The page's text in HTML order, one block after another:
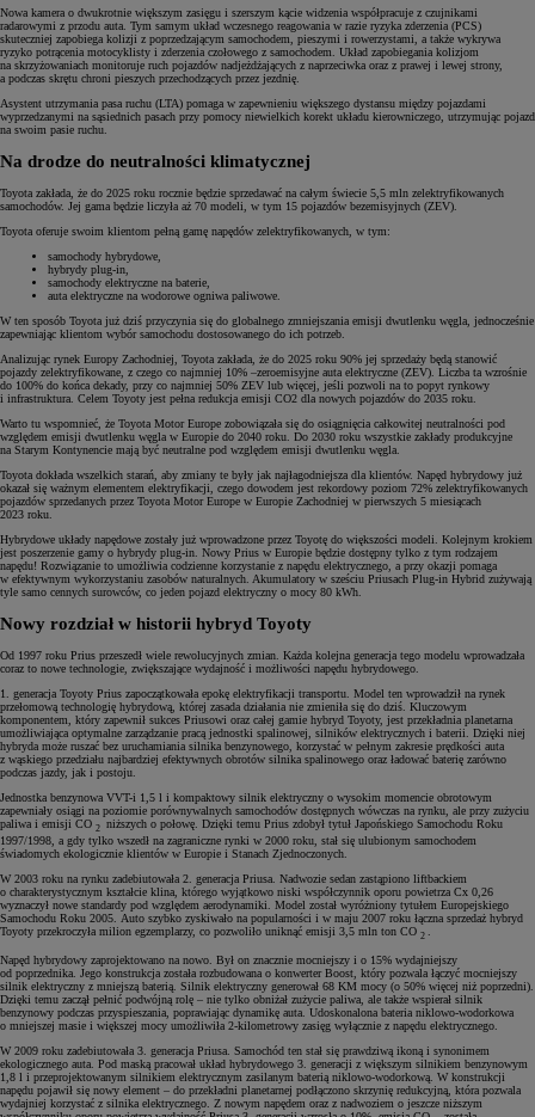
Nowa kamera o dwukrotnie większym zasięgu i szerszym kącie widzenia współpracuje z czujnikami
radarowymi z przodu auta. Tym samym układ wczesnego reagowania w razie ryzyka zderzenia (PCS)
skuteczniej zapobiega kolizji z poprzedzającym samochodem, pieszymi i rowerzystami, a także wykrywa
ryzyko potrącenia motocyklisty i zderzenia czołowego z samochodem. Układ zapobiegania kolizjom
na skrzyżowaniach monitoruje ruch pojazdów nadjeżdżających z naprzeciwka oraz z prawej i lewej strony,
a podczas skrętu chroni pieszych przechodzących przez jezdnię.
Asystent utrzymania pasa ruchu (LTA) pomaga w zapewnieniu większego dystansu między pojazdami
wyprzedzanymi na sąsiednich pasach przy pomocy niewielkich korekt układu kierowniczego, utrzymując pojazd
na swoim pasie ruchu.
Na drodze do neutralności klimatycznej
Toyota zakłada, że do 2025 roku rocznie będzie sprzedawać na całym świecie 5,5 mln zelektryfikowanych
samochodów. Jej gama będzie liczyła aż 70 modeli, w tym 15 pojazdów bezemisyjnych (ZEV).
Toyota oferuje swoim klientom pełną gamę napędów zelektryfikowanych, w tym:
samochody hybrydowe,
hybrydy plug-in,
samochody elektryczne na baterie,
auta elektryczne na wodorowe ogniwa paliwowe.
W ten sposób Toyota już dziś przyczynia się do globalnego zmniejszania emisji dwutlenku węgla, jednocześnie
zapewniając klientom wybór samochodu dostosowanego do ich potrzeb.
Analizując rynek Europy Zachodniej, Toyota zakłada, że do 2025 roku 90% jej sprzedaży będą stanowić
pojazdy zelektryfikowane, z czego co najmniej 10% –zeroemisyjne auta elektryczne (ZEV). Liczba ta wzrośnie
do 100% do końca dekady, przy co najmniej 50% ZEV lub więcej, jeśli pozwoli na to popyt rynkowy
i infrastruktura. Celem Toyoty jest pełna redukcja emisji CO2 dla nowych pojazdów do 2035 roku.
Warto tu wspomnieć, że Toyota Motor Europe zobowiązała się do osiągnięcia całkowitej neutralności pod
względem emisji dwutlenku węgla w Europie do 2040 roku. Do 2030 roku wszystkie zakłady produkcyjne
na Starym Kontynencie mają być neutralne pod względem emisji dwutlenku węgla.
Toyota dokłada wszelkich starań, aby zmiany te były jak najłagodniejsza dla klientów. Napęd hybrydowy już
okazał się ważnym elementem elektryfikacji, czego dowodem jest rekordowy poziom 72% zelektryfikowanych
pojazdów sprzedanych przez Toyota Motor Europe w Europie Zachodniej w pierwszych 5 miesiącach
2023 roku.
Hybrydowe układy napędowe zostały już wprowadzone przez Toyotę do większości modeli. Kolejnym krokiem
jest poszerzenie gamy o hybrydy plug-in. Nowy Prius w Europie będzie dostępny tylko z tym rodzajem
napędu! Rozwiązanie to umożliwia codzienne korzystanie z napędu elektrycznego, a przy okazji pomaga
w efektywnym wykorzystaniu zasobów naturalnych. Akumulatory w sześciu Priusach Plug-in Hybrid zużywają
tyle samo cennych surowców, co jeden pojazd elektryczny o mocy 80 kWh.
Nowy rozdział w historii hybryd Toyoty
Od 1997 roku Prius przeszedł wiele rewolucyjnych zmian. Każda kolejna generacja tego modelu wprowadzała
coraz to nowe technologie, zwiększające wydajność i możliwości napędu hybrydowego.
1. generacja Toyoty Prius zapoczątkowała epokę elektryfikacji transportu. Model ten wprowadził na rynek
przełomową technologię hybrydową, której zasada działania nie zmieniła się do dziś. Kluczowym
komponentem, który zapewnił sukces Priusowi oraz całej gamie hybryd Toyoty, jest przekładnia planetarna
umożliwiająca optymalne zarządzanie pracą jednostki spalinowej, silników elektrycznych i baterii. Dzięki niej
hybryda może ruszać bez uruchamiania silnika benzynowego, korzystać w pełnym zakresie prędkości auta
z wąskiego przedziału najbardziej efektywnych obrotów silnika spalinowego oraz ładować baterię zarówno
podczas jazdy, jak i postoju.
Jednostka benzynowa VVT-i 1,5 l i kompaktowy silnik elektryczny o wysokim momencie obrotowym
zapewniały osiągi na poziomie porównywalnych samochodów dostępnych wówczas na rynku, ale przy zużyciu
paliwa i emisji CO 2 niższych o połowę. Dzięki temu Prius zdobył tytuł Japońskiego Samochodu Roku
1997/1998, a gdy tylko wszedł na zagraniczne rynki w 2000 roku, stał się ulubionym samochodem
świadomych ekologicznie klientów w Europie i Stanach Zjednoczonych.
W 2003 roku na rynku zadebiutowała 2. generacja Priusa. Nadwozie sedan zastąpiono liftbackiem
o charakterystycznym kształcie klina, którego wyjątkowo niski współczynnik oporu powietrza Cx 0,26
wyznaczył nowe standardy pod względem aerodynamiki. Model został wyróżniony tytułem Europejskiego
Samochodu Roku 2005. Auto szybko zyskiwało na popularności i w maju 2007 roku łączna sprzedaż hybryd
Toyoty przekroczyła milion egzemplarzy, co pozwoliło uniknąć emisji 3,5 mln ton CO 2
Napęd hybrydowy zaprojektowano na nowo. Był on znacznie mocniejszy i o 15% wydajniejszy
od poprzednika. Jego konstrukcja została rozbudowana o konwerter Boost, który pozwala łączyć mocniejszy
silnik elektryczny z mniejszą baterią. Silnik elektryczny generował 68 KM mocy (o 50% więcej niż poprzedni).
Dzięki temu zaczął pełnić podwójną rolę – nie tylko obniżał zużycie paliwa, ale także wspierał silnik
benzynowy podczas przyspieszania, poprawiając dynamikę auta. Udoskonalona bateria niklowo-wodorkowa
o mniejszej masie i większej mocy umożliwiła 2-kilometrowy zasięg wyłącznie z napędu elektrycznego.
W 2009 roku zadebiutowała 3. generacja Priusa. Samochód ten stał się prawdziwą ikoną i synonimem
ekologicznego auta. Pod maską pracował układ hybrydowego 3. generacji z większym silnikiem benzynowym
1,8 l i przeprojektowanym silnikiem elektrycznym zasilanym baterią niklowo-wodorkową. W konstrukcji
napędu pojawił się nowy element – do przekładni planetarnej podłączono skrzynię redukcyjną, która pozwala
wydajniej korzystać z silnika elektrycznego. Z nowym napędem oraz z nadwoziem o jeszcze niższym